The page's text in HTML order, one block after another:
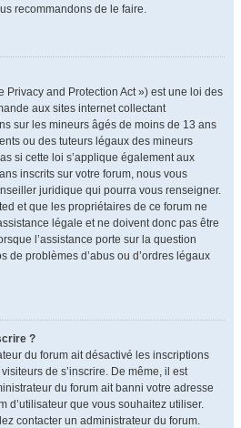
recommandons de le faire.
Privacy and Protection Act ») est une loi des
aux sites internet collectant
sur les mineurs âgés de moins de 13 ans
ou des tuteurs légaux des mineurs
si cette loi s’applique également aux
inscrits sur votre forum, nous vous
juridique qui pourra vous renseigner.
et que les propriétaires de ce forum ne
légale et ne doivent donc pas être
l’assistance porte sur la question
de problèmes d’abus ou d’ordres légaux
?
du forum ait désactivé les inscriptions
de s’inscrire. De même, il est
du forum ait banni votre adresse
d’utilisateur que vous souhaitez utiliser.
contacter un administrateur du forum.